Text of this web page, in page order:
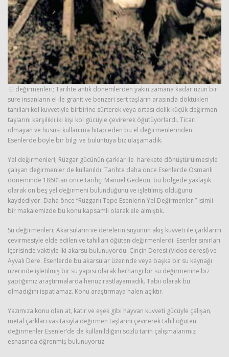
El değirmenleri; Tarihte antik dönemlerden yakın zamana kadar uzun bir
süre insanların el ile granit ve benzeri sert taşların arasında döktükleri
tahılları kol kuvvetiyle birbirine sürterek veya ortası delik küçük değirmen
taşlarını karşılıklı iki kişi kol gücüyle çevirerek öğütüyorlardı. Ticari
olmayan ve hususi kullanıma hitap eden bu el değirmenlerinden
Esenlerde böyle bir bilgi ve buluntuya biz ulaşamadık.
Yel değirmenleri; Rüzgar gücünün çarklar ile harekete dönüştürülmesiyle
çalışan değirmenler de kullanıldı. Tarihte daha önce Esenlerde Osmanlı
döneminde 1860’tan önce tarihçi Manuel Gedeon, bu bölgede yaklaşık
olarak on beş yel değirmeni bulunduğunu ve işletilmiş olduğunu
kaydediyor. Daha önce “Rüzgarlı Tepe Esenlerin Yel Değirmenleri” isimli
bir makalemizde bu konu kapsamlı olarak ele almıştık.
Su değirmenleri; Akarsuların ve derelerin suyunun akış kuvveti ile çarklarını
çevirmesiyle elde edilen ve tahılları öğüten değirmenlerdi. Esenler sınırları
içerisinde vaktiyle iki akarsu bulunuyordu. Çinçin Deresi (Vidos deresi) ve
Ayvalı Dere. Esenlerde bu akarsular üzerinde veya başka bir su kaynağı
üzerinde işletilmiş bir su yapısı olarak herhangi bir su değirmenine biz
yaptığımız araştırmalarda henüz rastlayamadık. Tabii olarak bu
olmadığını ispatlamaz. Konu araştırmaya halen açıktır.
Yazımıza konu olan at, katır ve eşek gibi hayvan kuvveti gücüyle çalışan,
metal çarkları vasıtasıyla değirmen taşlarını çevirerek tahıl öğüten
değirmenler Esenler’de de kullanıldığını sözlü tarih çalışmalarımız
esnasında öğrenmiş bulunuyoruz.